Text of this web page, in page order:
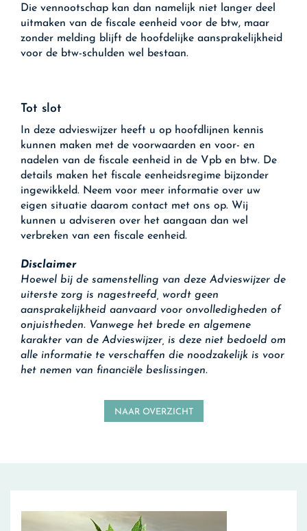
Die vennootschap kan dan namelijk niet langer deel
uitmaken van de fiscale eenheid voor de btw, maar
zonder melding blijft de hoofdelijke aansprakelijkheid
voor de btw-schulden wel bestaan.
Tot slot
In deze advieswijzer heeft u op hoofdlijnen kennis
kunnen maken met de voorwaarden en voor- en
nadelen van de fiscale eenheid in de Vpb en btw. De
details maken het fiscale eenheidsregime bijzonder
ingewikkeld. Neem voor meer informatie over uw
eigen situatie daarom contact met ons op. Wij
kunnen u adviseren over het aangaan dan wel
verbreken van een fiscale eenheid.
Disclaimer
Hoewel bij de samenstelling van deze Advieswijzer de
uiterste zorg is nagestreefd, wordt geen
aansprakelijkheid aanvaard voor onvolledigheden of
onjuistheden. Vanwege het brede en algemene
karakter van de Advieswijzer, is deze niet bedoeld om
alle informatie te verschaffen die noodzakelijk is voor
het nemen van financiële beslissingen.
NAAR OVERZICHT